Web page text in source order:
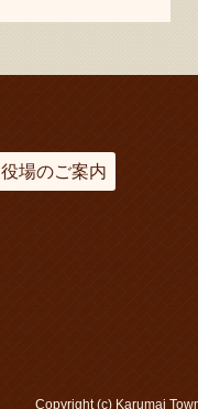
役場のご案内
Copyright (c) Karumai